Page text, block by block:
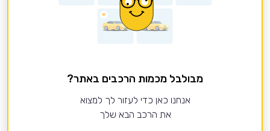
מבולבל מכמות הרכבים באתר?
אנחנו כאן כדי לעזור לך למצוא
את הרכב הבא שלך